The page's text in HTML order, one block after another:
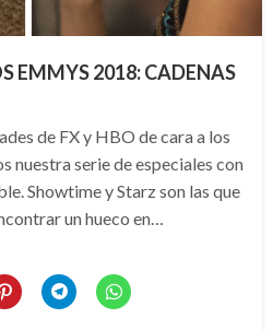
EMMYS 2018: CADENAS
de FX y HBO de cara a los
nuestra serie de especiales con
Showtime y Starz son las que
un hueco en…